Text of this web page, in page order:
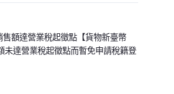
額達營業稅起徵點【貨物新臺幣
未達營業稅起徵點而暫免申請稅籍登